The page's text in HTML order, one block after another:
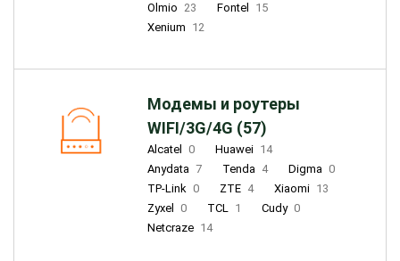
Olmio 23 Fontel
15
Xenium 12
Модемы и роутеры
WIFI/3G/4G (57)
Alcatel 0 Huawei 14
Anydata 7 Tenda 4 Digma 0
TP-Link 0 ZTE 4 Xiaomi 13
Zyxel
0 TCL 1 Cudy 0
Netcraze 14